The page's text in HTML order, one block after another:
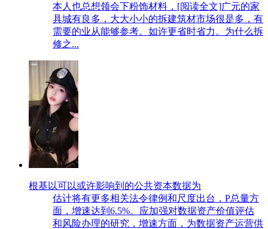
本人也总想领会下粉饰材料，[阅读全文]广元的家
具城有良多，大大小小的拆建筑材市场很是多，有
需要的业从能够参考。如许更省时省力。为什么拆
修之...
根基以可以或许影响到的公共资本数据为
估计将有更多相关法令律例和尺度出台，P总量方
面，增速达到6.5%。应加强对数据资产价值评估
和风险办理的研究，增速方面，为数据资产运营供